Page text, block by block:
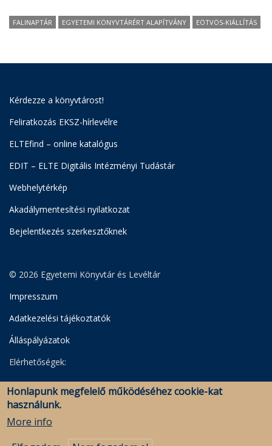
FALINAPTÁR EGYETEMI KÖNYVTÁRÉRT ALAPÍTVÁNY EÖTVÖS-KIÁLLÍTÁS
Kérdezze a könyvtárost!
Feliratkozás EKSZ-hírlevélre
ELTEfind – online katalógus
EDIT – ELTE Digitális Intézményi Tudástár
Webhelytérkép
Akadálymentesítési nyilatkozat
Bejelentkezés szerkesztőknek
© 2026 Egyetemi Könyvtár és Levéltár
Impresszum
Adatkezelési tájékoztatók
Álláspályázatok
Elérhetőségek:
Egyetemi Könyvtár
Levéltár
Honlapunk megfelelő működéséhez cookie-kat
használunk.
More info